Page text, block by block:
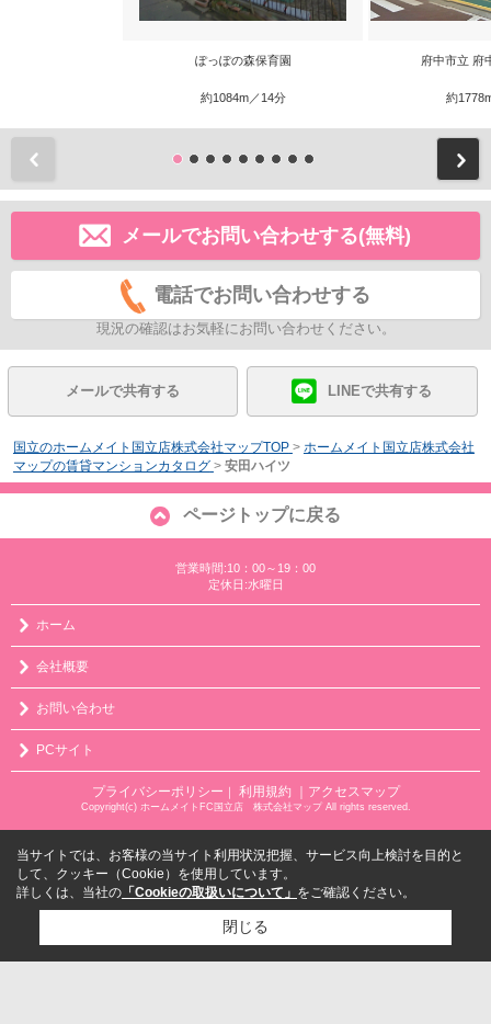
ぽっぽの森保育園
約1084m／14分
府中市立 府
約
メールでお問い合わせする(無料)
電話でお問い合わせする
現況の確認はお気軽にお問い合わせください。
メールで共有する LINEで共有する
国立のホームメイト国立店株式会社マップTOP > ホームメイト国立店株式会社
マップの賃貸マンションカタログ > 安田ハイツ
ページトップに戻る
営業時間:10：00～19：00
定休日:水曜日
ホーム
会社概要
お問い合わせ
PCサイト
プライバシーポリシー 利用規約 ｜アクセスマップ
Copyright(c) ホームメイトFC国立店 株式会社マップ All rights reserved.
当サイトでは、お客様の当サイト利用状況把握、サービス向上検討を目的と
して、クッキー（Cookie）を使用しています。
詳しくは、当社の 「Cookieの取扱いについて」 をご確認ください。
閉じる